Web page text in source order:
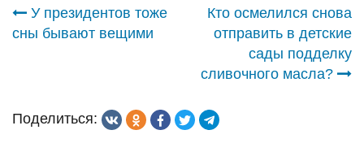
Навигация
У президентов тоже
сны бывают вещими
Кто осмелился снова
отправить в детские
сады подделку
сливочного масла?
Поделиться: